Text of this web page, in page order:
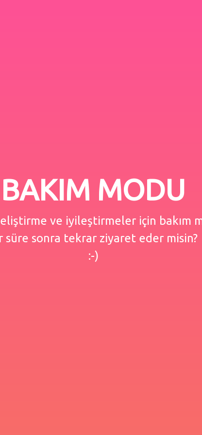
BAKIM MODU
ve iyileştirmeler için bakım
süre sonra tekrar ziyaret eder misin?
:-)